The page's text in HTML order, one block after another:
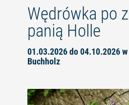
Wędrówka po
panią Holle
01.03.2026 do 04.10.2026
Buchholz